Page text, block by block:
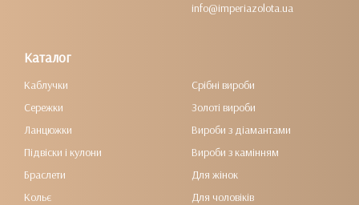
info@imperiazolota.ua
Каталог
Каблучки
Сережки
Ланцюжки
Підвіски і кулони
Браслети
Кольє
Срібні вироби
Золоті вироби
Вироби з діамантами
Вироби з камінням
Для жінок
Для чоловіків